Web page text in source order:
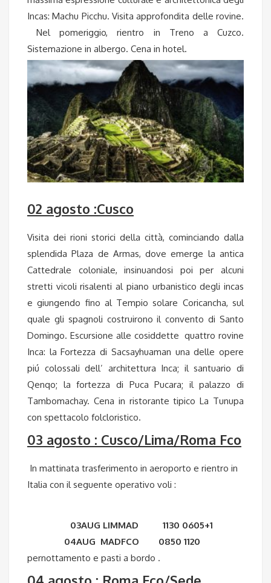
Incas: Machu Picchu. Visita approfondita delle rovine.
Nel pomeriggio, rientro in Treno a Cuzco.
Sistemazione in albergo. Cena in hotel.
02 agosto :Cusco
Visita dei rioni storici della città, cominciando dalla
splendida Plaza de Armas, dove emerge la antica
Cattedrale coloniale, insinuandosi poi per alcuni
stretti vicoli risalenti al piano urbanistico degli incas
e giungendo fino al Tempio solare Coricancha, sul
quale gli spagnoli costruirono il convento di Santo
Domingo. Escursione alle cosiddette quattro rovine
Inca: la Fortezza di Sacsayhuaman una delle opere
piú colossali dell’ architettura Inca; il santuario di
Qenqo; la fortezza di Puca Pucara; il palazzo di
Tambomachay. Cena in ristorante tipico La Tunupa
con spettacolo folcloristico.
03 agosto : Cusco/Lima/Roma Fco
In mattinata trasferimento in aeroporto e rientro in
Italia con il seguente operativo voli :
03AUG LIMMAD 1130 0605+1
04AUG MADFCO 0850 1120
pernottamento e pasti a bordo .